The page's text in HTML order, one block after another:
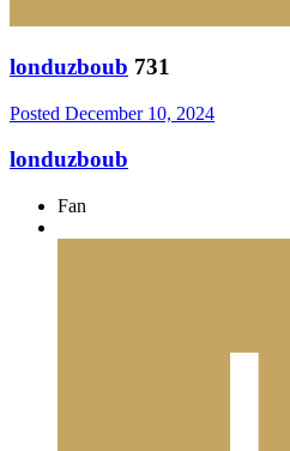
londuzboub 731
Posted December 10, 2024
londuzboub
Fan